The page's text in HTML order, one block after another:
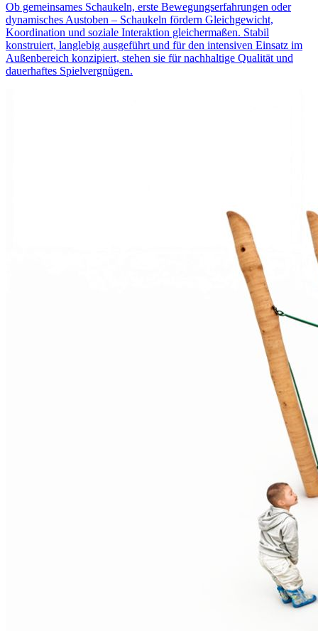
Ob gemeinsames Schaukeln, erste Bewegungserfahrungen oder
dynamisches Austoben – Schaukeln fördern Gleichgewicht,
Koordination und soziale Interaktion gleichermaßen. Stabil
konstruiert, langlebig ausgeführt und für den intensiven Einsatz im
Außenbereich konzipiert, stehen sie für nachhaltige Qualität und
dauerhaftes Spielvergnügen.